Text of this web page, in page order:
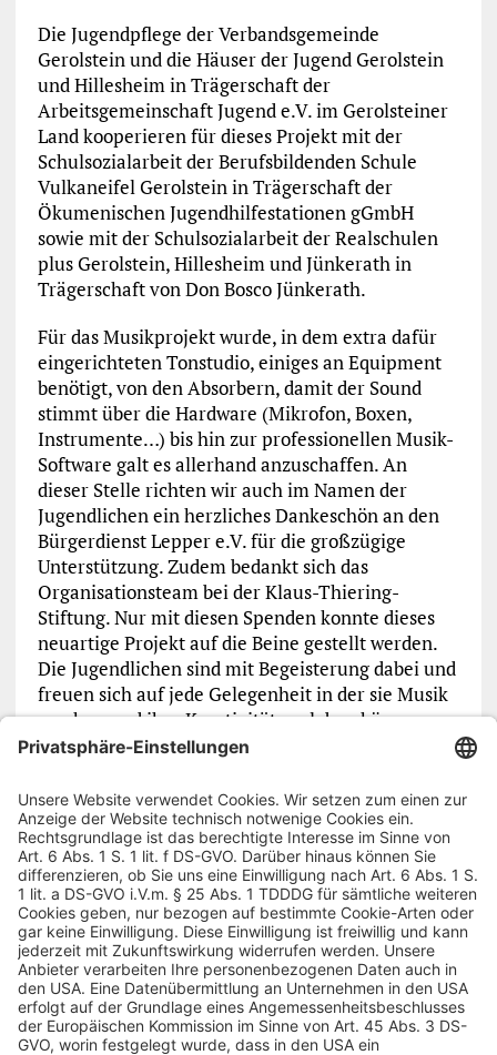
Die Jugendpflege der Verbandsgemeinde
Gerolstein und die Häuser der Jugend Gerolstein
und Hillesheim in Trägerschaft der
Arbeitsgemeinschaft Jugend e.V. im Gerolsteiner
Land kooperieren für dieses Projekt mit der
Schulsozialarbeit der Berufsbildenden Schule
Vulkaneifel Gerolstein in Trägerschaft der
Ökumenischen Jugendhilfestationen gGmbH
sowie mit der Schulsozialarbeit der Realschulen
plus Gerolstein, Hillesheim und Jünkerath in
Trägerschaft von Don Bosco Jünkerath.
Für das Musikprojekt wurde, in dem extra dafür
eingerichteten Tonstudio, einiges an Equipment
benötigt, von den Absorbern, damit der Sound
stimmt über die Hardware (Mikrofon, Boxen,
Instrumente…) bis hin zur professionellen Musik-
Software galt es allerhand anzuschaffen. An
dieser Stelle richten wir auch im Namen der
Jugendlichen ein herzliches Dankeschön an den
Bürgerdienst Lepper e.V. für die großzügige
Unterstützung. Zudem bedankt sich das
Organisationsteam bei der Klaus-Thiering-
Stiftung. Nur mit diesen Spenden konnte dieses
neuartige Projekt auf die Beine gestellt werden.
Die Jugendlichen sind mit Begeisterung dabei und
freuen sich auf jede Gelegenheit in der sie Musik
machen und ihre Kreativität ausleben können.
Vorheriger Artikel
Nächster Artikel